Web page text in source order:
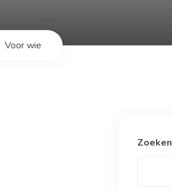
Voor wie
Zoeken